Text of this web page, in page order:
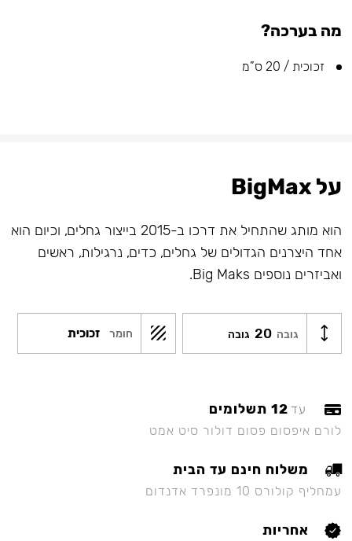
מה בערכה?
זכוכית / 20 ס”מ
על BigMax
הוא מותג שהתחיל את דרכו ב-2015 בייצור גחלים, וכיום הוא
אחד היצרנים הגדולים של גחלים, כדים, נרגילות, ראשים
ואביזרים נוספים Big Maks.
גובה 20 גובה חומר זכוכית
עד 12 תשלומים
לורם איפסום פסום דולור סיט אמט
משלוח חינם עד הבית
עמחליף קולורס 10 מונפרד אדנדום
אחריות